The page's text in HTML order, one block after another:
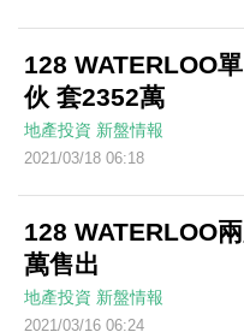
128 WATERLOO
伙 套2352萬
地產投資 新盤情報
2021/03/18 06:18
128 WATERLOO
萬售出
地產投資 新盤情報
2021/03/16 06:24